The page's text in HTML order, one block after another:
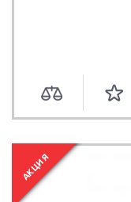
АКЦИЯ